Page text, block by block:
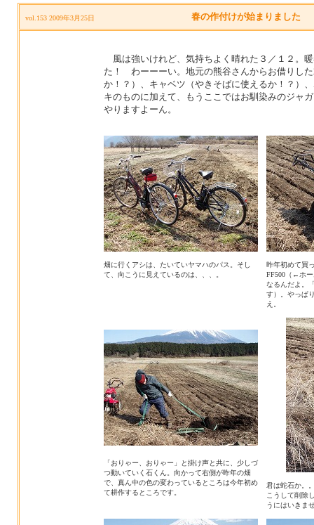
vol.153 2009年3月25日 春の作付けが始まりました
風は強いけれど、気持ちよく晴れた３／１２。
た！ わーーーい。地元の熊谷さんからお借りし
か！？）、キャベツ（やきそばに使えるか！？）
キのものに加えて、もうここではお馴染みのジャ
やりますよーん。
畑に行くアシは、たいていヤマハのパス。そし
て、向こうに見えているのは、、、。
昨年初めて買
FF500（←ホ
なるんだよ。
す）。やっぱ
え。
「おりゃー、おりゃー」と掛け声と共に、少しづ
つ動いていく石くん。向かって右側が昨年の畑
で、真ん中の色の変わっているところは今年初め
て耕作するところです。
君は蛇石か。
こうして削除
うにはいきま